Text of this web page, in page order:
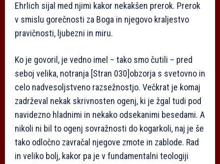
Ehrlich sijal med njimi kakor nekakšen prerok. Prerok
v smislu gorečnosti za Boga in njegovo kraljestvo
pravičnosti, ljubezni in miru.
Ko je govoril, je vedno imel – tako smo čutili – pred
seboj velika, notranja [Stran 030]obzorja s svetovno in
celo nadvesoljstveno razsežnostjo. Večkrat je komaj
zadrževal nekak skrivnosten ogenj, ki je žgal tudi pod
navidezno hladnimi in nekako odsekanimi besedami. A
nikoli ni bil to ogenj sovražnosti do kogarkoli, naj je še
tako odločno zavračal njegove zmote in zablode. Rad
in veliko bolj, kakor pa je v fundamentalni teologiji